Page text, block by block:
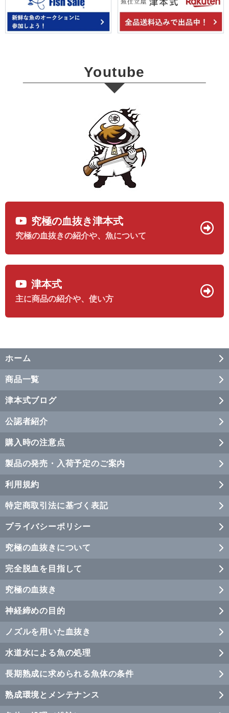
Youtube
究極の血抜き津本式
究極の血抜きの紹介や、魚について
津本式
主に商品の紹介や、使い方
ホーム
商品一覧
津本式ブログ
公認者紹介
購入時の注意点
製品の発売・入荷予定のご案内
利用規約
特定商取引法に基づく表記
プライバシーポリシー
究極の血抜きについて
完全脱血を目指して
究極の血抜き
神経締めの目的
ノズルを用いた血抜き
水道水による魚の処理
長期熟成に求められる魚体の条件
熟成環境とメンテナンス